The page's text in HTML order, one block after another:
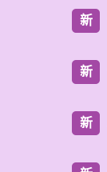
新
新
新